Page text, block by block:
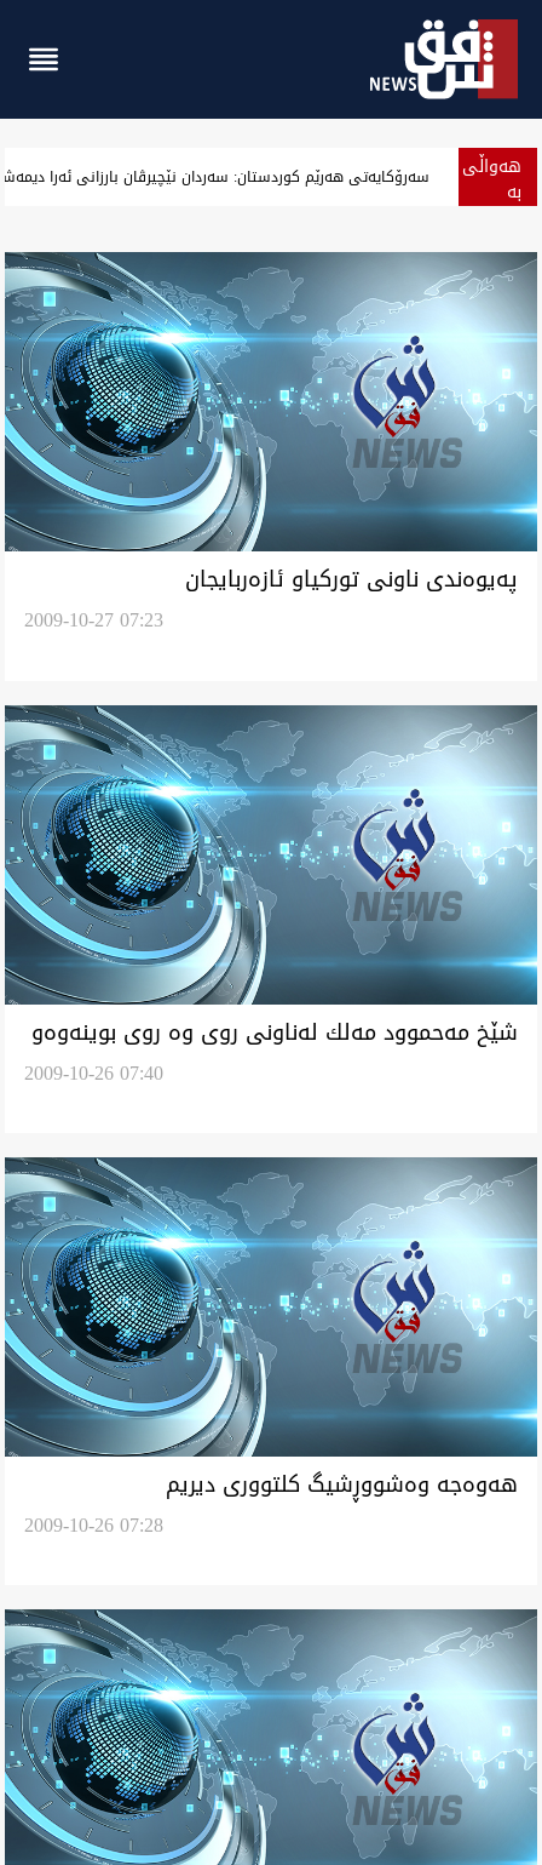
هەواڵی
بە ‏بەرزەوبوین نرخ دۆلار لە بەغداد و جیگیربوینی لە هەولێر وەگەرد
په‌يوه‌ندی ناونی توركياو ئازه‌ربايجان
2009-10-27 07:23
شێخ مه‌حموود مه‌لك له‌ناونی روی وه‌ روی بوينه‌وه‌و
2009-10-26 07:40
هه‌وه‌جه‌ وه‌شووڕشيگ كلتووری ديريم
2009-10-26 07:28